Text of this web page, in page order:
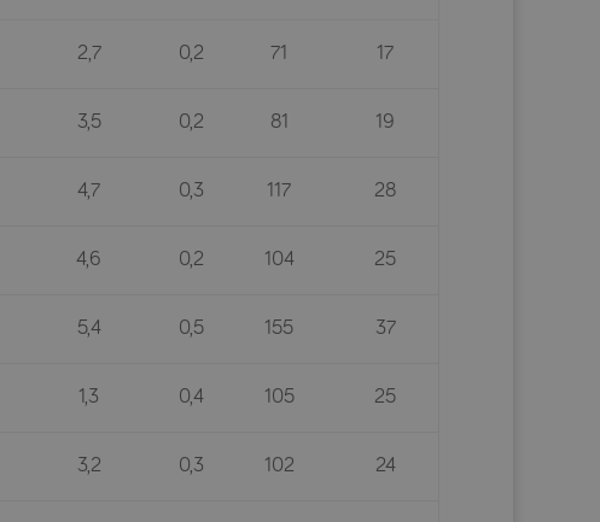
2,7 0,2 71 17
3,5 0,2 81 19
4,7 0,3 117 28
4,6 0,2 104 25
5,4 0,5 155 37
1,3 0,4 105 25
3,2 0,3 102 24